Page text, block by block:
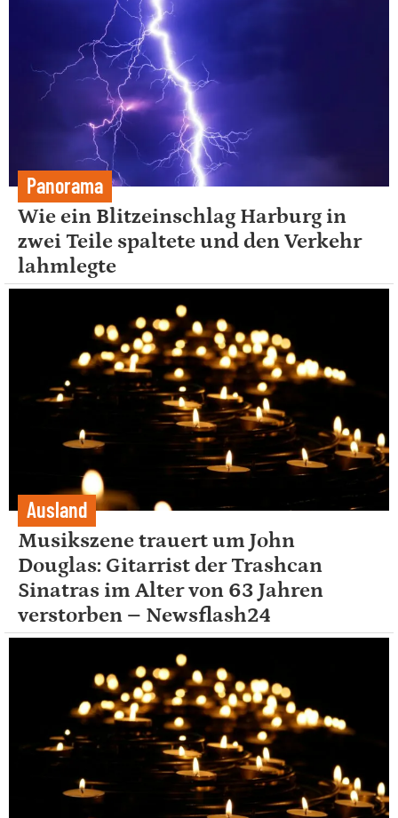
Panorama
Wie ein Blitzeinschlag Harburg in
zwei Teile spaltete und den Verkehr
lahmlegte
Ausland
Musikszene trauert um John
Douglas: Gitarrist der Trashcan
Sinatras im Alter von 63 Jahren
verstorben – Newsflash24